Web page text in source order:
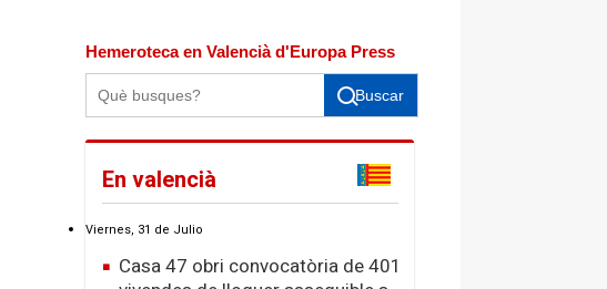
Hemeroteca en Valencià d'Europa Press
Buscar
En valencià
Viernes, 31 de Julio
Casa 47 obri convocatòria de 401